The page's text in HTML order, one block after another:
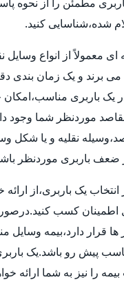
شده،شناسایی کنید.
معمولاً از انواع وسایل
برند و یک زمان بندی
یک باربری مناسب،امکان
موردنظر شما وجود
نقلیه و یا شکل
ضعف باربری موردنظر
یک باربری،از
اطمینان کسب
قرار دارد،بیمه وسایل
پیش رو باشد.یک
را نیز به شما ارائه